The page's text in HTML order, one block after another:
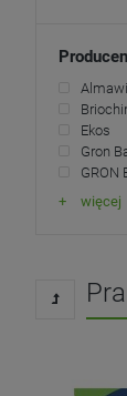
Ekos
Gron
GRON
więcej